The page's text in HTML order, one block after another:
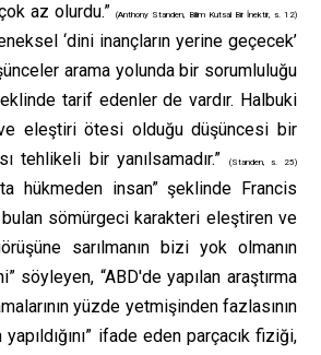
az olurdu.” (Anthony Standen, Bilim Kutsal Bir İnektir, s. 12)
‘dini inançların yerine geçecek’
arama yolunda bir sorumluluğu
tarif edenler de vardır. Halbuki
eleştiri ötesi olduğu düşüncesi bir
tehlikeli bir yanılsamadır.”
(Standen, s. 25)
hükmeden insan” şeklinde Francis
bulan sömürgeci karakteri eleştiren ve
sarılmanın bizi yok olmanın
söyleyen, “ABD'de yapılan araştırma
yüzde yetmişinden fazlasının
ifade eden parçacık fiziği,